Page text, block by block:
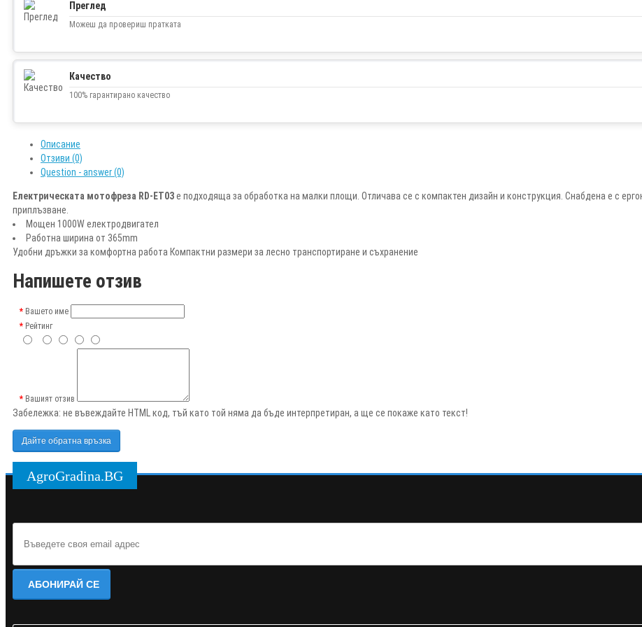
Преглед
Можеш да провериш пратката
Качество
100% гарантирано качество
Описание
Отзиви (0)
Question - answer (0)
Електрическата мотофреза RD-ET03е подходяща за обработка на малки площи. Отличава се с компактен дизайн и конструкция. Снабдена е с
приплъзване.
Мощен 1000W електродвигател
Работна ширина от 365mm
Удобни дръжки за комфортна работа Компактни размери за лесно транспортиране и съхранение
Напишете отзив
Вашето име
Рейтинг
Вашият отзив
Забележка: не въвеждайте HTML код, тъй като той няма да бъде интерпретиран, а ще се покаже като текст!
Дайте обратна връзка
AgroGradina.BG
АБОНИРАЙ СЕ